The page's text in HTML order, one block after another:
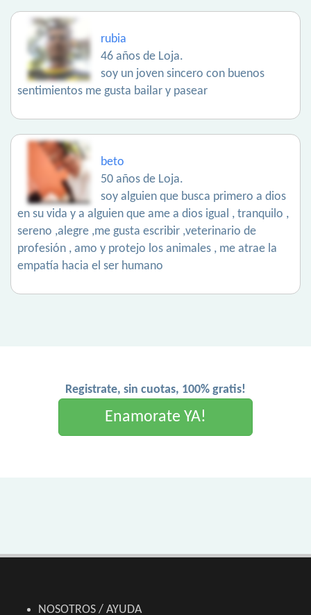
rubia
46 años de Loja.
soy un joven sincero con buenos
sentimientos me gusta bailar y pasear
beto
50 años de Loja.
soy alguien que busca primero a dios
en su vida y a alguien que ame a dios igual , tranquilo ,
sereno ,alegre ,me gusta escribir ,veterinario de
profesión , amo y protejo los animales , me atrae la
empatía hacia el ser humano
Registrate, sin cuotas, 100% gratis!
Enamorate YA!
NOSOTROS / AYUDA